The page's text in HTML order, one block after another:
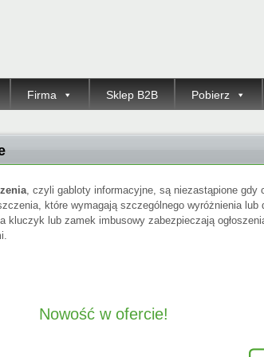
Firma Sklep B2B Pobierz
, czyli gabloty informacyjne, są niezastąpione gdy
które wymagają szczególnego wyróżnienia lub
kluczyk lub zamek imbusowy zabezpieczają
Nowość w ofercie!